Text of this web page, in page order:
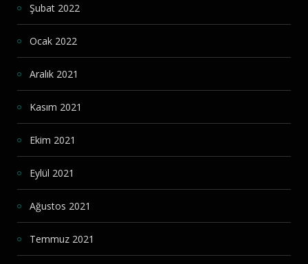
Şubat 2022
Ocak 2022
Aralık 2021
Kasım 2021
Ekim 2021
Eylül 2021
Ağustos 2021
Temmuz 2021